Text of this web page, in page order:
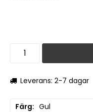
Leverans: 2-7 dagar
Färg
Gul